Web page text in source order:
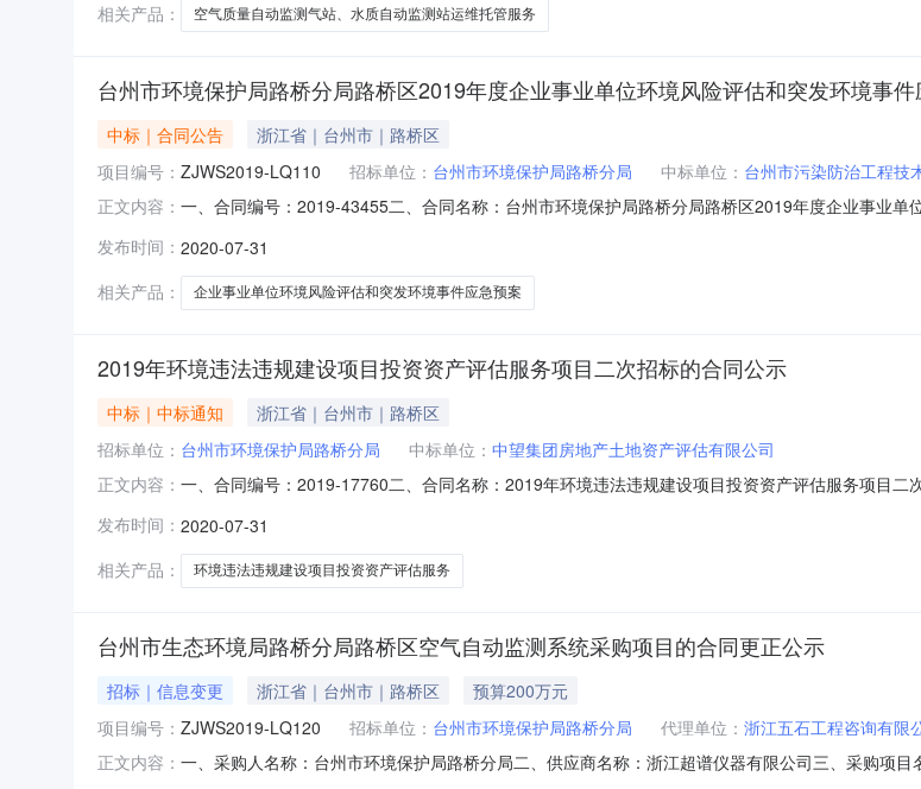
相关产品：
空气质量自动监测气站、水质自动监测站运维托管服务
台州市环境保护局路桥分局路桥区2019年度企业事业单位环境风险评估和突发环境事
中标｜合同公告
浙江省｜台州市｜路桥区
项目编号： ZJWS2019-LQ110 招标单位： 台州市环境保护局路桥分局 中标单位： 台州市污染防治工程技
正文内容： 一、合同编号：2019-43455二、合同名称：台州市环境保护局路桥分局路桥区2019年度企业事业单
ZJWS2019-LQ110四、项目名称：台州市环境保护局路桥分局路桥区2019年度企业事业单位环境
环境保护局路桥分局地址：浙江省台州市路桥区路北街道月河北街（洋张大楼）联系方式：0576-
云山南路环保大楼
发布时间： 2020-07-31
相关产品：
企业事业单位环境风险评估和突发环境事件应急预案
2019年环境违法违规建设项目投资资产评估服务项目二次招标的合同公示
中标｜中标通知
浙江省｜台州市｜路桥区
招标单位： 台州市环境保护局路桥分局 中标单位： 中望集团房地产土地资产评估有限公司
正文内容： 一、合同编号：2019-17760二、合同名称：2019年环境违法违规建设项目投资资产评估服务项目
0576-82424916供应商（乙方）：中望集团房地产土地资产评估有限公司地址：成都市双流区西航
发布时间： 2020-07-31
相关产品：
环境违法违规建设项目投资资产评估服务
台州市生态环境局路桥分局路桥区空气自动监测系统采购项目的合同更正公示
招标｜信息变更 浙江省｜台州市｜路桥区
预算200万元
项目编号： ZJWS2019-LQ120 招标单位： 台州市环境保护局路桥分局 代理单位： 浙江五石工程咨询有限
正文内容： 一、采购人名称：台州市环境保护局路桥分局二、供应商名称：浙江超谱仪器有限公司三、采购项